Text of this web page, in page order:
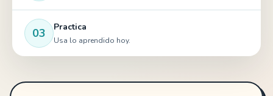
03 Practica
Usa lo aprendido hoy.